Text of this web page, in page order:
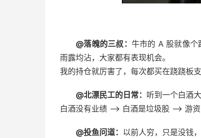
@落魄的三叔： 牛市的 A 股就像个
雨露均沾，大家都有表现机会。
我的持仓就厉害了，每次都买在跷跷板支
@北漂民工的日常： 听到一个白酒
白酒没有业绩 —> 白酒是垃圾股 —> 游
@投鱼问道： 以前人穷，只是没钱